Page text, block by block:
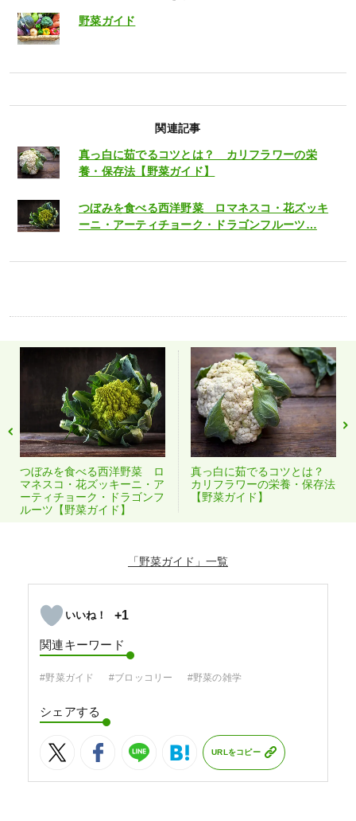
野菜ガイド
関連記事
真っ白に茹でるコツとは？ カリフラワーの栄
養・保存法【野菜ガイド】
つぼみを食べる西洋野菜 ロマネスコ・花ズッキ
ーニ・アーティチョーク・ドラゴンフルーツ…
つぼみを食べる西洋野菜 ロ
マネスコ・花ズッキーニ・ア
ーティチョーク・ドラゴンフ
ルーツ【野菜ガイド】
真っ白に茹でるコツとは？
カリフラワーの栄養・保存法
【野菜ガイド】
「野菜ガイド」
+1
関連キーワード
#野菜ガイド #ブロッコリー #野菜の雑学
シェアする
URLをコピー